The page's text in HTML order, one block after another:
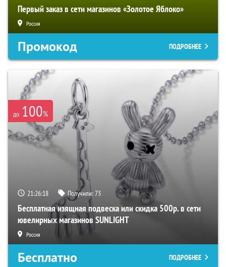
Первый заказ в сети магазинов «Золотое Яблоко»
Россия
Промокод ПОДРОБНЕЕ
до 100%
21:26:17 Получили:73
Бесплатная изящная подвеска или скидка 500р. в сети
ювелирных магазинов SUNLIGHT
Россия
Бесплатно ПОДРОБНЕЕ